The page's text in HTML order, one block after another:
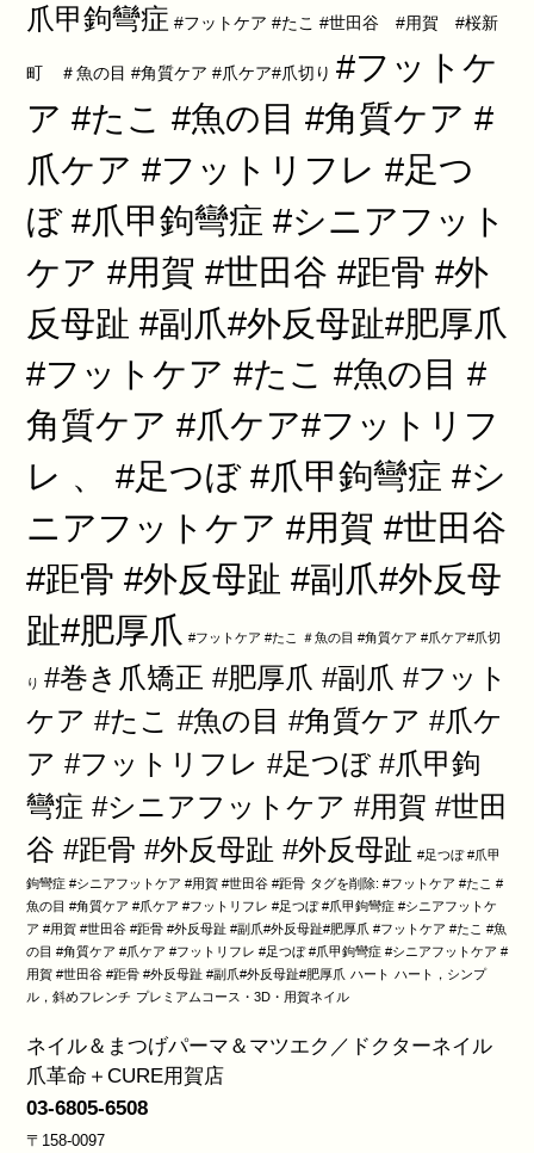
爪甲鉤彎症 #フットケア #たこ #世田谷 #用賀 #桜新
町 ＃魚の目 #角質ケア #爪ケア#爪切り #フットケ
ア #たこ #魚の目 #角質ケア #
爪ケア #フットリフレ #足つ
ぼ #爪甲鉤彎症 #シニアフット
ケア #用賀 #世田谷 #距骨 #外
反母趾 #副爪#外反母趾#肥厚爪
#フットケア #たこ #魚の目 #
角質ケア #爪ケア#フットリフ
レ 、 #足つぼ #爪甲鉤彎症 #シ
ニアフットケア #用賀 #世田谷
#距骨 #外反母趾 #副爪#外反母
趾#肥厚爪 #フットケア #たこ ＃魚の目 #角質ケア #爪ケア#爪切
り #巻き爪矯正 #肥厚爪 #副爪 #フット
ケア #たこ #魚の目 #角質ケア #爪ケ
ア #フットリフレ #足つぼ #爪甲鉤
彎症 #シニアフットケア #用賀 #世田
谷 #距骨 #外反母趾 #外反母趾 #足つぼ #爪甲
鉤彎症 #シニアフットケア #用賀 #世田谷 #距骨 タグを削除: #フットケア #たこ #
魚の目 #角質ケア #爪ケア #フットリフレ #足つぼ #爪甲鉤彎症 #シニアフットケ
ア #用賀 #世田谷 #距骨 #外反母趾 #副爪#外反母趾#肥厚爪 #フットケア #たこ #魚
の目 #角質ケア #爪ケア #フットリフレ #足つぼ #爪甲鉤彎症 #シニアフットケア #
用賀 #世田谷 #距骨 #外反母趾 #副爪#外反母趾#肥厚爪 ハート ハート，シンプ
ル，斜めフレンチ プレミアムコース・3D・用賀ネイル
ネイル＆まつげパーマ＆マツエク／ドクターネイル
爪革命＋CURE用賀店
03-6805-6508
〒158-0097